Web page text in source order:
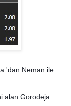
'dan Neman ile
alan Gorodeja